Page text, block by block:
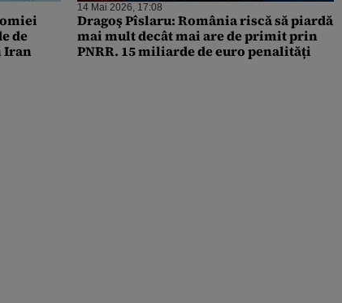
de
Iran
14 Mai 2026, 17:08
Dragoş Pîslaru: România riscă să piardă
mai mult decât mai are de primit prin
PNRR. 15 miliarde de euro penalități